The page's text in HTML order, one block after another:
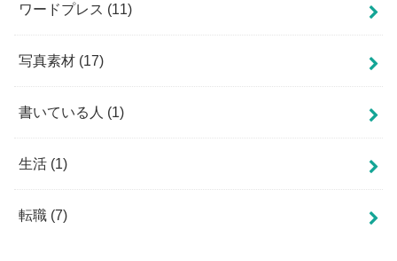
ワードプレス (11)
写真素材 (17)
書いている人 (1)
生活 (1)
転職 (7)